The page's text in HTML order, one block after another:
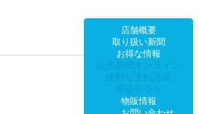
店舗概要
取り扱い新聞
お得な情報
読売新聞オンライン
便利な支払方法
折込チラシ
物販情報